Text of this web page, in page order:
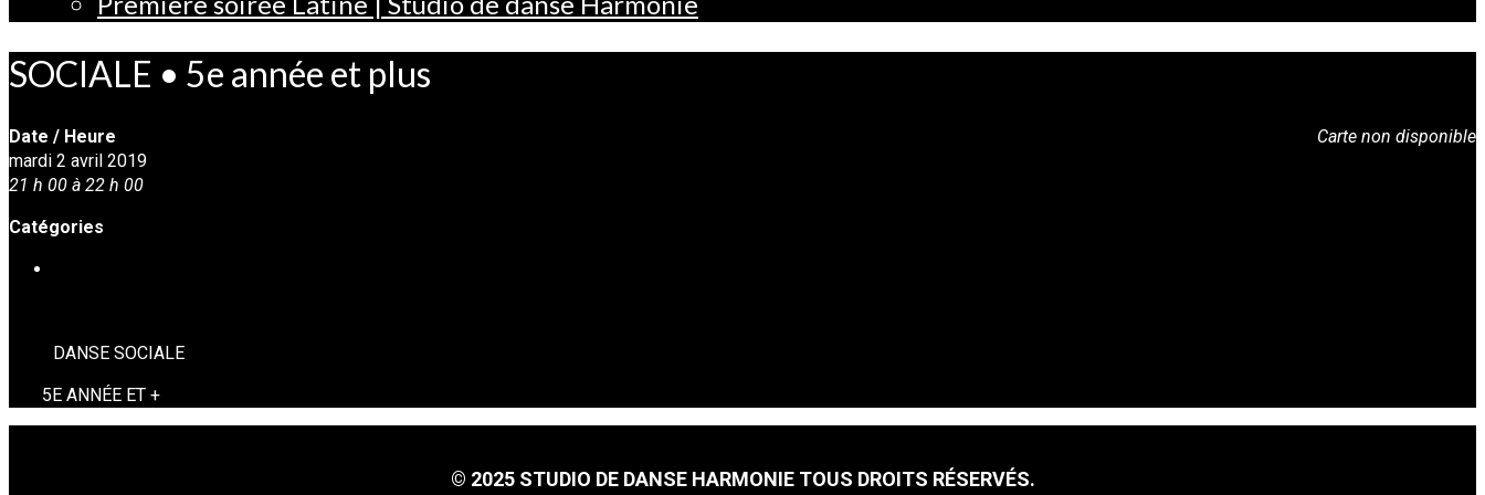
SOCIALE • 5e année et plus
Carte non disponible
Date / Heure
mardi 2 avril 2019
21 h 00 à 22 h 00
Catégories
DANSE SOCIALE
5E ANNÉE ET +
© 2025 STUDIO DE DANSE HARMONIE TOUS DROITS RÉSERVÉS.